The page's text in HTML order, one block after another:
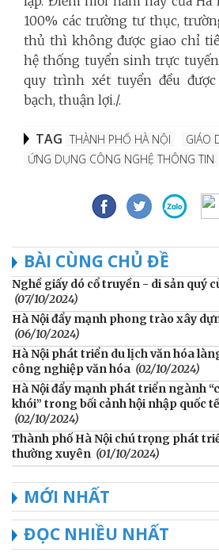
100% các trường tư thục,
thủ thì không được giao chỉ
hệ thống tuyển sinh trực
quy trình xét tuyển đều
bạch, thuận lợi./.
TAG THÀNH PHỐ HÀ NỘI
GIÁO
ỨNG DỤNG CÔNG NGHỆ THÔNG TIN
BÀI CÙNG CHỦ ĐỀ
Nghề giấy dó cổ truyền - di sản quý
(07/10/2024)
Hà Nội đẩy mạnh phong trào xây
(06/10/2024)
Hà Nội phát triển du lịch văn hóa
công nghiệp văn hóa (02/10/2024)
Hà Nội đẩy mạnh phát triển ngành
khói” trong bối cảnh hội nhập quốc
(02/10/2024)
Thành phố Hà Nội chú trọng phát
thường xuyên (01/10/2024)
MỚI NHẤT
ĐỌC NHIỀU NHẤT